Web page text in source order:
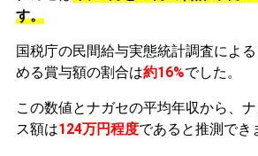
す。
国税庁の民間給与実態統計調査によ
める賞与額の割合は約16%でした。
この数値とナガセの平均年収から、
ス額は124万円程度であると推測でき